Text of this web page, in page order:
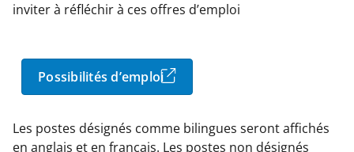
inviter à réfléchir à ces offres d’emploi
Possibilités d’emploi
Les postes désignés comme bilingues seront affichés
en anglais et en français. Les postes non désignés